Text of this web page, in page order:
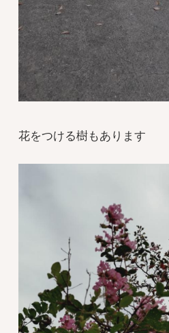
花をつける樹もあります